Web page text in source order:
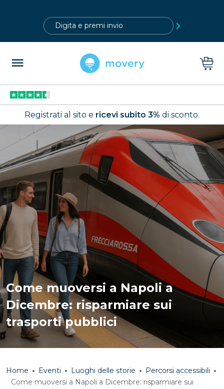
Registrati al sito e ricevi subito 3% di sconto.
Come muoversi a Napoli a
Dicembre: risparmiare sui
trasporti pubblici
Home Eventi Luoghi delle storie
Percorsi accessibili
Come muoversi a Napoli a Dicembre: risparmiare sui